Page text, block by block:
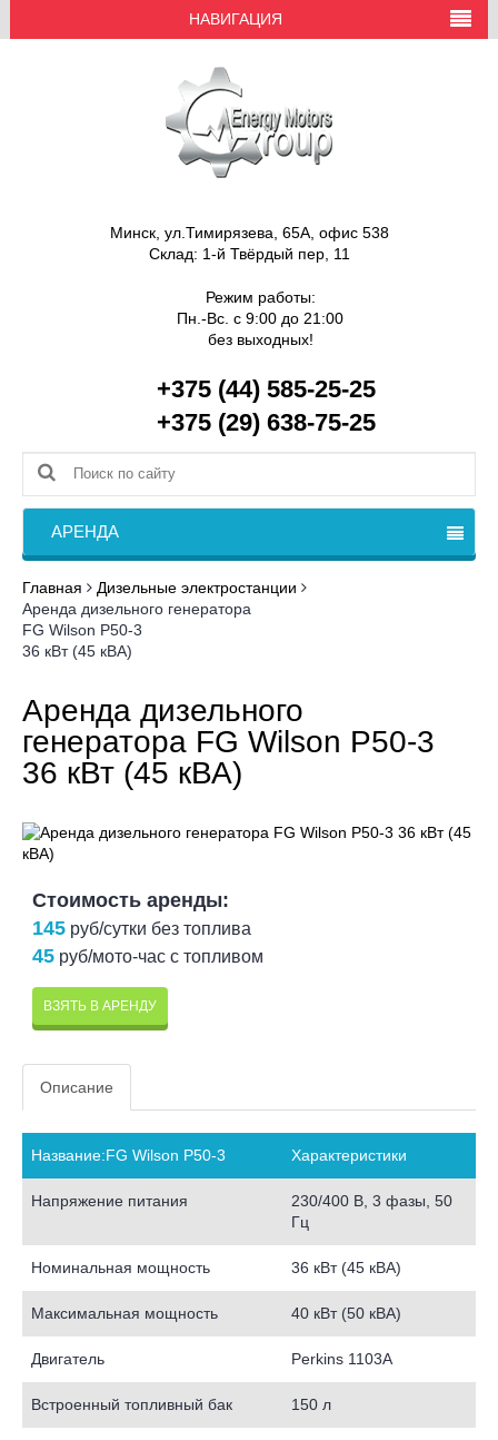
НАВИГАЦИЯ
Минск, ул.Тимирязева, 65А, офис 538
Склад: 1-й Твёрдый пер, 11
Режим работы:
Пн.-Вс. с 9:00 до 21:00
без выходных!
+375 (44) 585-25-25
+375 (29) 638-75-25
АРЕНДА
Главная
Дизельные электростанции
Аренда дизельного генератора
FG Wilson P50-3
36 кВт (45 кВА)
Аренда дизельного
генератора FG Wilson P50-3
36 кВт (45 кВА)
Стоимость аренды:
145 руб/сутки без топлива
45 руб/мото-час с топливом
ВЗЯТЬ В АРЕНДУ
Описание
Название:FG Wilson P50-3 Характеристики
Напряжение питания
230/400 В, 3 фазы, 50
Гц
Номинальная мощность 36 кВт (45 кВА)
Максимальная мощность 40 кВт (50 кВА)
Двигатель Perkins 1103A
Встроенный топливный бак 150 л